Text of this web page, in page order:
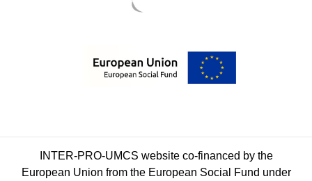
INTER-PRO-UMCS website co-financed by the
European Union from the European Social Fund under